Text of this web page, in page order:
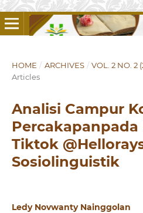
HOME / ARCHIVES / VOL. 2 NO. 2
Articles
Analisi Campur
Tiktok
Sosiolinguistik
Ledy Novwanty Nainggolan